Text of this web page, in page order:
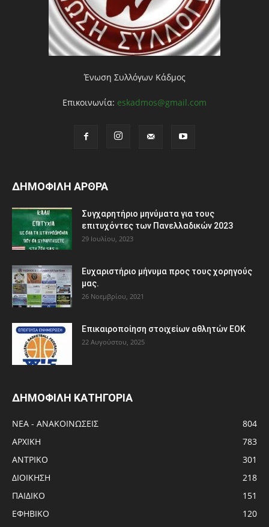
Ένωση Συλλόγων Κάδμος
Επικοινωνία: eskadmos@gmail.com
ΔΗΜΟΦΙΛΗ ΑΡΘΡΑ
Συγχαρητήριο μηνύματα για τους
επιτυχόντες των Πανελλαδικών 2023
29 Ιουλίου, 2023
Ευχαριστήριο μήνυμα προς τους χορηγούς
μας.
26 Νοεμβρίου, 2021
Eπικαιροποίηση στοιχείων αθλητών ΕΟΚ
22 Αυγούστου, 2025
ΔΗΜΟΦΙΛΗ ΚΑΤΗΓΟΡΙΑ
ΝΕΑ - ΑΝΑΚΟΙΝΩΣΕΙΣ
804
ΑΡΧΙΚΗ
783
ΑΝTΡΙΚΟ
301
ΔΙΟΙΚΗΣΗ
218
ΠΑΙΔΙΚΟ
151
ΕΦΗΒΙΚΟ
120